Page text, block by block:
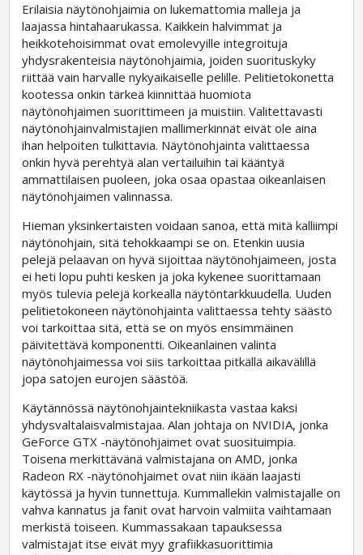
Erilaisia näytönohjaimia on lukemattomia malleja ja
laajassa hintahaarukassa. Kaikkein halvimmat ja
heikkotehoisimmat ovat emolevyille integroituja
yhdysrakenteisia näytönohjaimia, joiden suorituskyky
riittää vain harvalle nykyaikaiselle pelille. Pelitietokonetta
kootessa onkin tärkeä kiinnittää huomiota
näytönohjaimen suorittimeen ja muistiin. Valitettavasti
näytönohjainvalmistajien mallimerkinnät eivät ole aina
ihan helpoiten tulkittavia. Näytönohjainta valittaessa
onkin hyvä perehtyä alan vertailuihin tai kääntyä
ammattilaisen puoleen, joka osaa opastaa oikeanlaisen
näytönohjaimen valinnassa.
Hieman yksinkertaisten voidaan sanoa, että mitä kalliimpi
näytönohjain, sitä tehokkaampi se on. Etenkin uusia
pelejä pelaavan on hyvä sijoittaa näytönohjaimeen, josta
ei heti lopu puhti kesken ja joka kykenee suorittamaan
myös tulevia pelejä korkealla näytöntarkkuudella. Uuden
pelitietokoneen näytönohjainta valittaessa tehty säästö
voi tarkoittaa sitä, että se on myös ensimmäinen
päivitettävä komponentti. Oikeanlainen valinta
näytönohjaimessa voi siis tarkoittaa pitkällä aikavälillä
jopa satojen eurojen säästöä.
Käytännössä näytönohjaintekniikasta vastaa kaksi
yhdysvaltalaisvalmistajaa. Alan johtaja on NVIDIA, jonka
GeForce GTX -näytönohjaimet ovat suosituimpia.
Toisena merkittävänä valmistajana on AMD, jonka
Radeon RX -näytönohjaimet ovat niin ikään laajasti
käytössä ja hyvin tunnettuja. Kummallekin valmistajalle on
vahva kannatus ja fanit ovat harvoin valmiita vaihtamaan
merkistä toiseen. Kummassakaan tapauksessa
valmistajat itse eivät myy grafiikkasuorittimia